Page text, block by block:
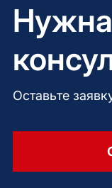
Нужна
Оставьте